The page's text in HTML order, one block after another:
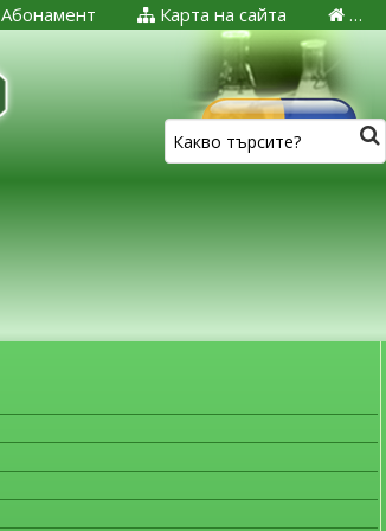
…
Карта на сайта
Абонамент